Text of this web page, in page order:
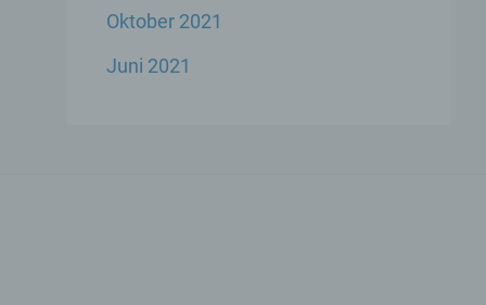
Oktober 2021
Juni 2021